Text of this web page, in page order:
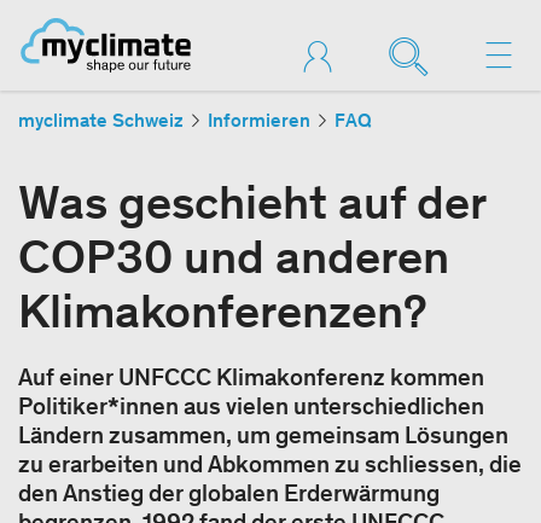
myclimate Schweiz Informieren FAQ
Was geschieht auf der
COP30 und anderen
Klimakonferenzen?
Auf einer UNFCCC Klimakonferenz kommen
Politiker*innen aus vielen unterschiedlichen
Ländern zusammen, um gemeinsam Lösungen
zu erarbeiten und Abkommen zu schliessen, die
den Anstieg der globalen Erderwärmung